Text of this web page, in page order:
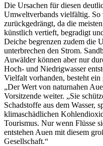
Die Ursachen für diesen
Umweltverbands vielfältig. So
zurückgedrängt, da die
künstlich vertieft, begradigt
Deiche begrenzen zudem die
unterbrechen den Strom.
Auwälder können aber nur
Hoch- und Niedrigwasser
Vielfalt vorhanden, besteht
„Der Wert von naturnahen
Vorsitzende weiter. „Sie
Schadstoffe aus dem Wasser,
klimaschädlichen
Tourismus. Nur wenn Flüsse
entstehen Auen mit diesem
Gesellschaft.“